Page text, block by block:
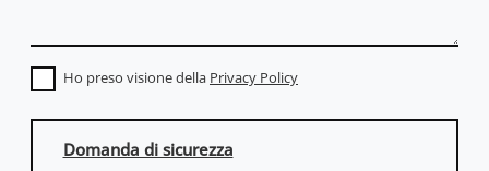
Ho preso visione della Privacy Policy
Domanda di sicurezza